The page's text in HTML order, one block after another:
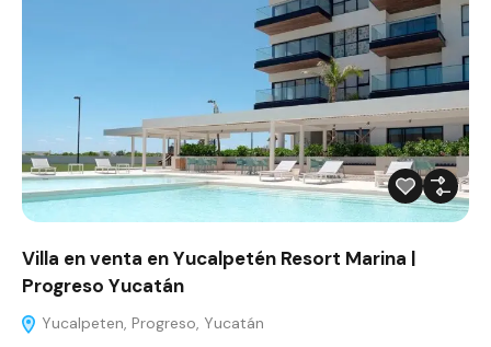
Villa en venta en Yucalpetén Resort Marina |
Progreso Yucatán
Yucalpeten, Progreso, Yucatán